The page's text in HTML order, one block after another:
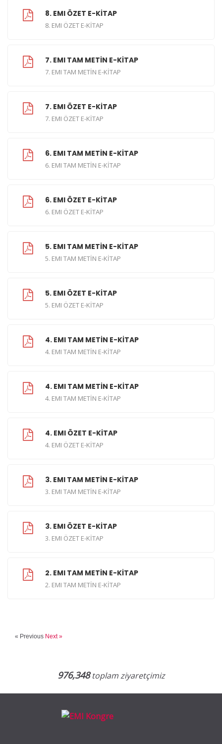
8. EMI ÖZET E-KİTAP
8. EMI ÖZET E-KİTAP
7. EMI TAM METİN E-KİTAP
7. EMI TAM METİN E-KİTAP
7. EMI ÖZET E-KİTAP
7. EMI ÖZET E-KİTAP
6. EMI TAM METİN E-KİTAP
6. EMI TAM METİN E-KİTAP
6. EMI ÖZET E-KİTAP
6. EMI ÖZET E-KİTAP
5. EMI TAM METİN E-KİTAP
5. EMI TAM METİN E-KİTAP
5. EMI ÖZET E-KİTAP
5. EMI ÖZET E-KİTAP
4. EMI TAM METİN E-KİTAP
4. EMI TAM METİN E-KİTAP
4. EMI TAM METİN E-KİTAP
4. EMI TAM METİN E-KİTAP
4. EMI ÖZET E-KİTAP
4. EMI ÖZET E-KİTAP
3. EMI TAM METİN E-KİTAP
3. EMI TAM METİN E-KİTAP
3. EMI ÖZET E-KİTAP
3. EMI ÖZET E-KİTAP
2. EMI TAM METİN E-KİTAP
2. EMI TAM METİN E-KİTAP
« Previous Next »
976,348toplam ziyaretçimiz